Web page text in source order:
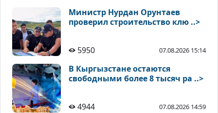
Министр Нурдан Орунтаев
проверил строительство клю ..>
5950 07.08.2026 15:14
В Кыргызстане остаются
свободными более 8 тысяч ра ..>
4944 07.08.2026 14:59